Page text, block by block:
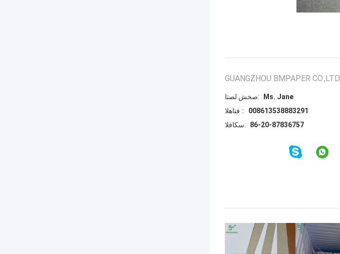
GUANGZHOU BMPAPER CO.,LTD
اتصل شخص:
Ms. Jane
الهاتف ::
008613538883291
الفاكس:
86-20-87836757